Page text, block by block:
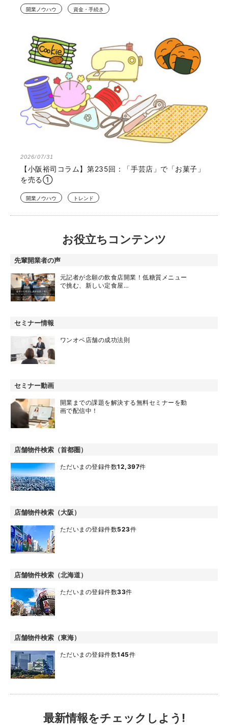
開業ノウハウ 資金・手続き
2026/07/31
【小阪裕司コラム】第235回：「手芸店」で「お菓子」
を売る①
開業ノウハウ トレンド
お役立ちコンテンツ
先輩開業者の声
元記者が念願の飲食店開業！低糖質メニュー
で挑む、新しい定食屋…
セミナー情報
ワンオペ店舗の成功法則
セミナー動画
開業までの課題を解決する無料セミナーを動
画で配信中！
店舗物件検索（首都圏）
ただいまの登録件数12,397件
店舗物件検索（大阪）
ただいまの登録件数523件
店舗物件検索（北海道）
ただいまの登録件数33件
店舗物件検索（東海）
ただいまの登録件数145件
最新情報をチェックしよう!